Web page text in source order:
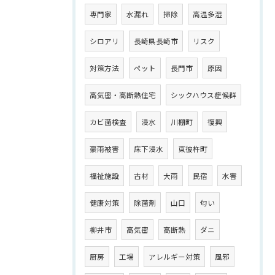
専門家 水漏れ 掃除 高温多湿
シロアリ 長崎県長崎市 リスク
対策方法 ペット 長門市 原因
高気密・高断熱住宅 シックハウス症候群
カビ菌検査 浸水 川棚町 復興
豪雨被害 床下浸水 東彼杵町
福祉施設 古材 大雨 民宿 水害
健康対策 除菌剤 山口 匂い
柳井市 高気密 高断熱 ダニ
厨房 工場 アレルギー対策 風邪